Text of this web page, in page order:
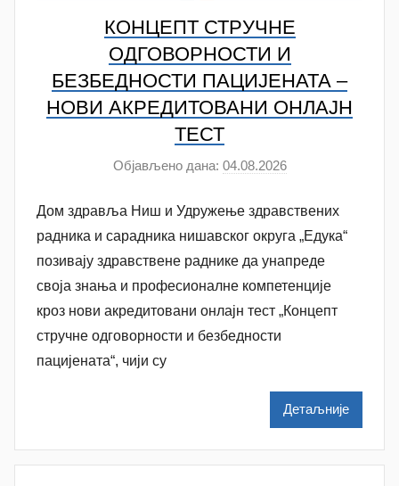
КОНЦЕПТ СТРУЧНЕ
ОДГОВОРНОСТИ И
БЕЗБЕДНОСТИ ПАЦИЈЕНАТА –
НОВИ АКРЕДИТОВАНИ ОНЛАЈН
ТЕСТ
Објављено дана: 04.08.2026а
т
о
р
A
n
e
k
Дом здравља Ниш и Удружење здравствених
радника и сарадника нишавског округа „Едука“
позивају здравствене раднике да унапреде
своја знања и професионалне компетенције
кроз нови акредитовани онлајн тест „Концепт
стручне одговорности и безбедности
пацијената“, чији су
Детаљније